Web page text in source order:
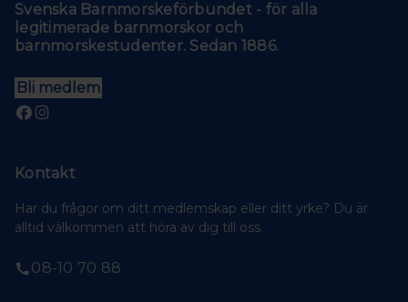
Svenska Barnmorskeförbundet - för alla
legitimerade barnmorskor och
barnmorskestudenter. Sedan 1886.
Bli medlem
Kontakt
Har du frågor om ditt medlemskap eller ditt yrke? Du är
alltid välkommen att höra av dig till oss.
08-10 70 88